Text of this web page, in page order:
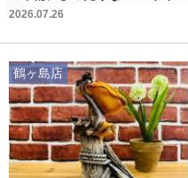
2026.07.26
鶴ヶ島店